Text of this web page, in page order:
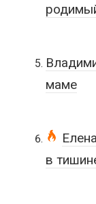
маме
в